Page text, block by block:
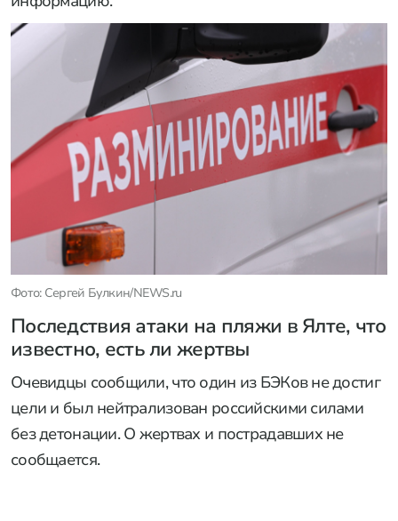
Фото: Сергей Булкин/NEWS.ru
Последствия атаки на пляжи в Ялте, что
известно, есть ли жертвы
Очевидцы сообщили, что один из БЭКов не достиг
цели и был нейтрализован российскими силами
без детонации. О жертвах и пострадавших не
сообщается.